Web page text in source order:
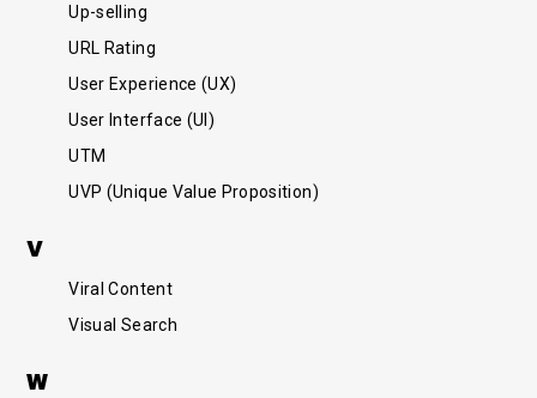
Up-selling
URL Rating
User Experience (UX)
User Interface (UI)
UTM
UVP (Unique Value Proposition)
V
Viral Content
Visual Search
W